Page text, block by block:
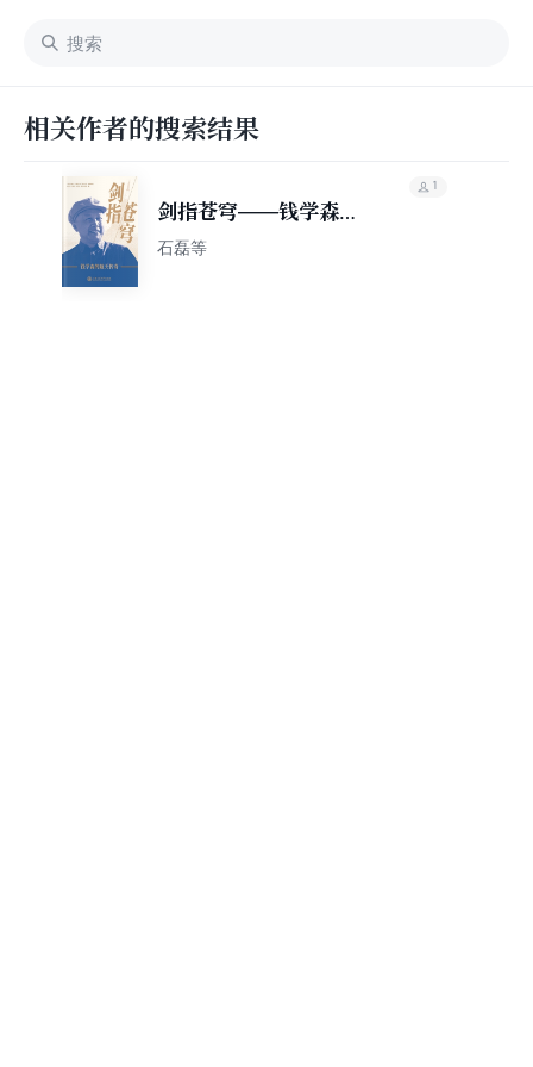
相关作者的搜索结果
剑指苍穹——钱学森的
航天传奇
石磊等
1